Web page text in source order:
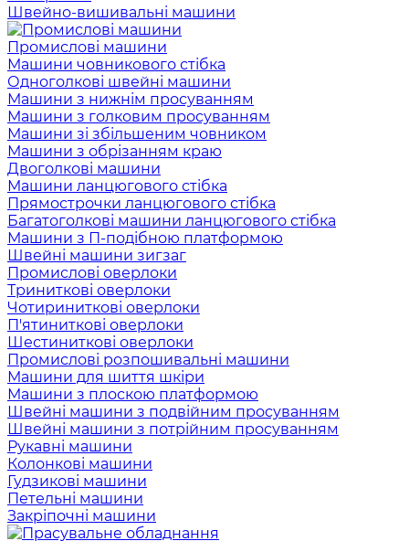
Швейно-вишивальні машини
Промислові машини
Машини човникового стібка
Одноголкові швейні машини
Машини з нижнім просуванням
Машини з голковим просуванням
Машини зі збільшеним човником
Машини з обрізанням краю
Двоголкові машини
Машини ланцюгового стібка
Прямострочки ланцюгового стібка
Багатоголкові машини ланцюгового стібка
Машини з П-подібною платформою
Швейні машини зигзаг
Промислові оверлоки
Триниткові оверлоки
Чотириниткові оверлоки
П'ятиниткові оверлоки
Шестиниткові оверлоки
Промислові розпошивальні машини
Машини для шиття шкіри
Машини з плоскою платформою
Швейні машини з подвійним просуванням
Швейні машини з потрійним просуванням
Рукавні машини
Колонкові машини
Гудзикові машини
Петельні машини
Закріпочні машини